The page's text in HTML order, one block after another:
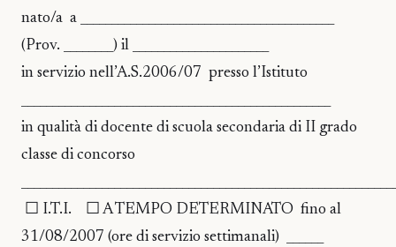
nato/a a _________________________________________
(Prov. ________) il ______________________
in servizio nell’A.S.2006/07 presso l’Istituto
in qualità di docente di scuola secondaria di II grado
classe di concorso
☐ I.T.I. ☐ A TEMPO DETERMINATO fino al
31/08/2007 (ore di servizio settimanali) ______